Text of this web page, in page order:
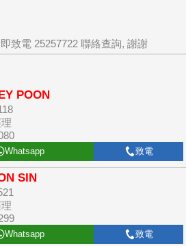
致電 25257722 聯絡查詢, 謝謝
POON
Whatsapp 致電
SIN
Whatsapp 致電